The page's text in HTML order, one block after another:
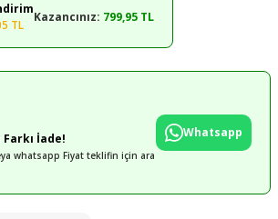
TL
Kazancınız: 799,95 TL
İade!
whatsapp Fiyat teklifin için ara
Whatsapp